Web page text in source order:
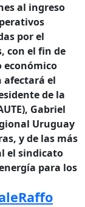
al ingreso
por el
con el fin de
económico
afectará el
de la
Gabriel
Uruguay
y de las más
el sindicato
para los